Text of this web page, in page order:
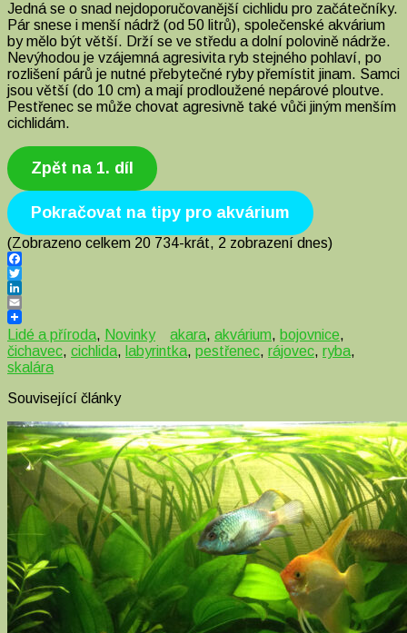
Jedná se o snad nejdoporučovanější cichlidu pro začátečníky.
Pár snese i menší nádrž (od 50 litrů), společenské akvárium
by mělo být větší. Drží se ve středu a dolní polovině nádrže.
Nevýhodou je vzájemná agresivita ryb stejného pohlaví, po
rozlišení párů je nutné přebytečné ryby přemístit jinam. Samci
jsou větší (do 10 cm) a mají prodloužené nepárové ploutve.
Pestřenec se může chovat agresivně také vůči jiným menším
cichlidám.
Zpět na 1. díl
Pokračovat na tipy pro akvárium
(Zobrazeno celkem 20 734-krát, 2 zobrazení dnes)
Facebook
Twitter
LinkedIn
Email
Lidé a příroda, Novinky akara, akvárium, bojovnice,
čichavec, cichlida, labyrintka, pestřenec, rájovec, ryba,
skalára
Související články